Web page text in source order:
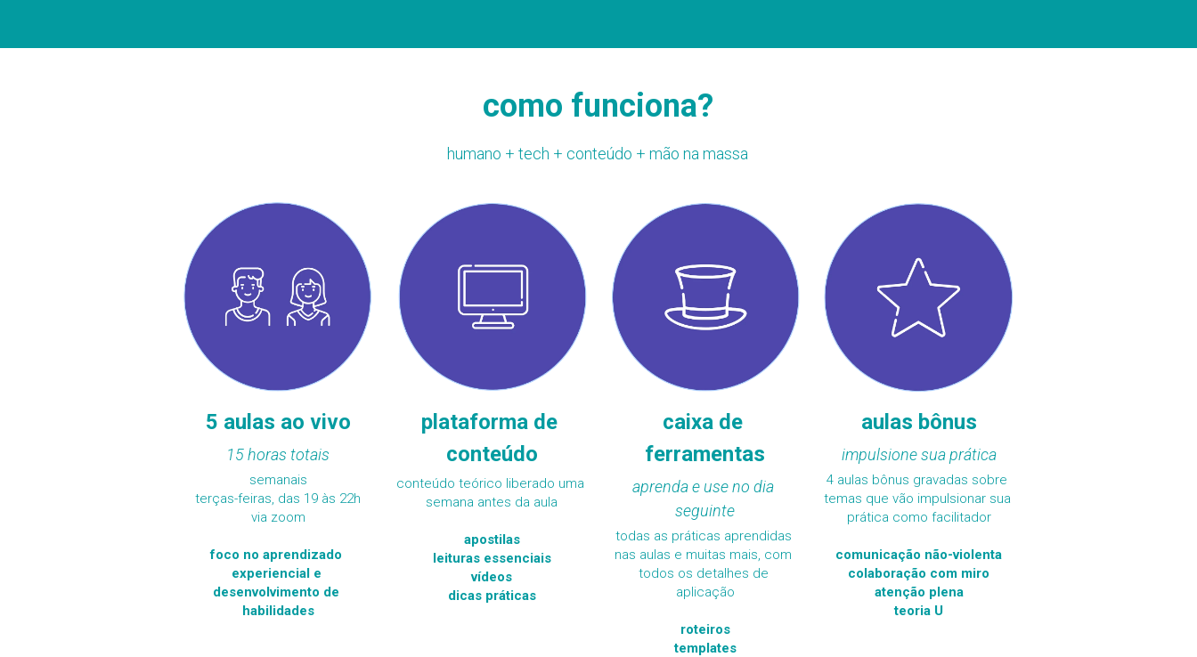
como funciona?
humano + tech + conteúdo + mão na massa
5 aulas ao vivo
15 horas totais
semanais
terças-feiras, das 19 às 22h
via zoom
foco no aprendizado
experiencial e
desenvolvimento de
habilidades
plataforma de
conteúdo
conteúdo teórico liberado uma
semana antes da aula
apostilas
leituras essenciais
vídeos
dicas práticas
caixa de
ferramentas
aprenda e use no dia
seguinte
todas as práticas aprendidas
nas aulas e muitas mais, com
todos os detalhes de
aplicação
roteiros
templates
aulas bônus
impulsione sua prática
4 aulas bônus gravadas sobre
temas que vão impulsionar sua
prática como facilitador
comunicação não-violenta
colaboração com miro
atenção plena
teoria U